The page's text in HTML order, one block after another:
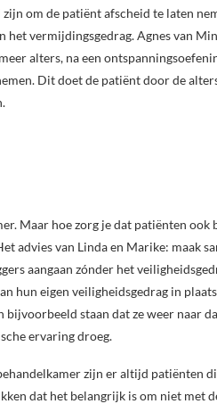
om de patiënt afscheid te laten
vermijdingsgedrag. Agnes van
alters, na een
Dit doet de patiënt door de
Maar hoe zorg je dat patiënten ook
advies van Linda en Marike: maak
aangaan zónder het
hun eigen veiligheidsgedrag in
staan dat ze weer naar
ervaring droeg.
zijn er altijd patiënten
dat het belangrijk is om niet met